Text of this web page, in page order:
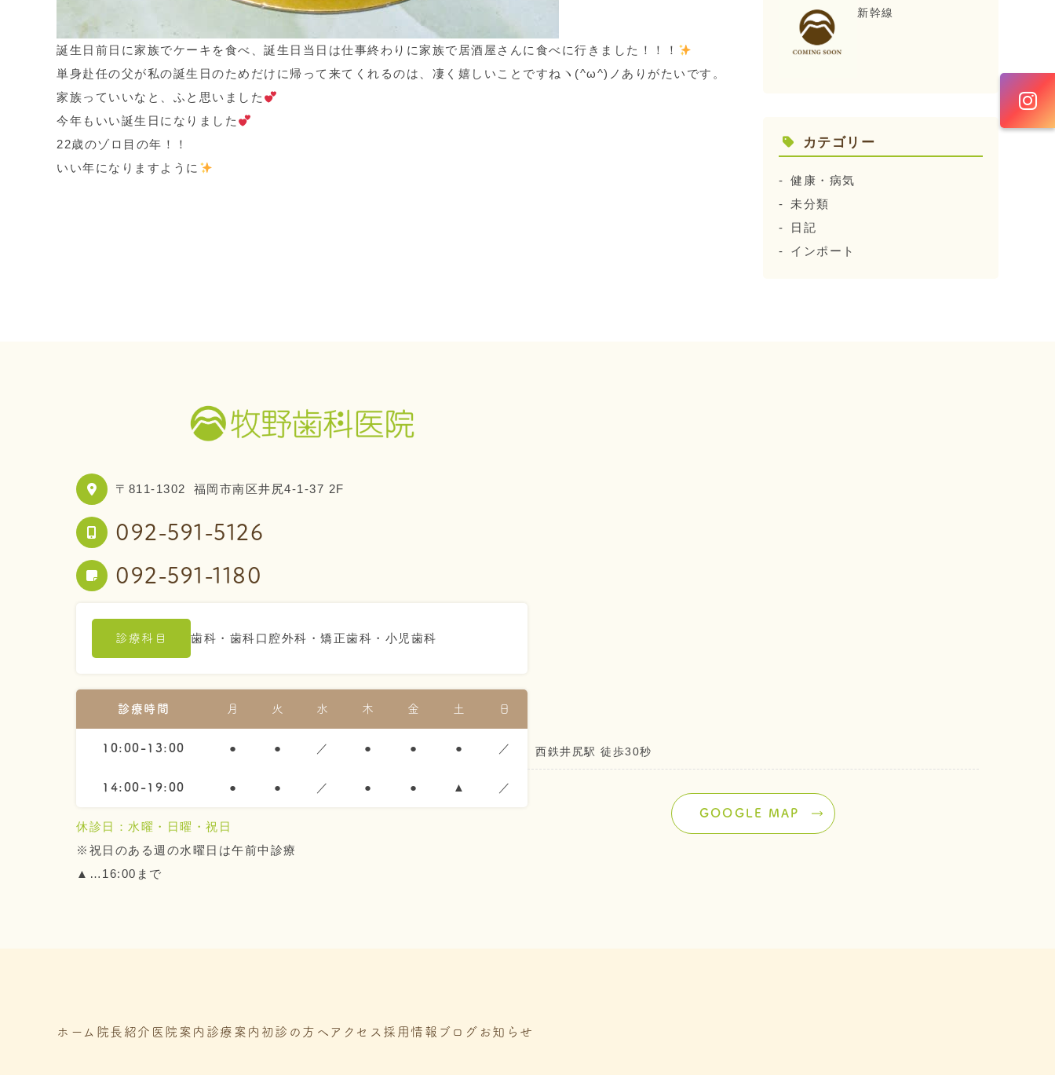
誕生日前日に家族でケーキを食べ、誕生日当日は仕事終わりに家族で居酒屋さんに食べに行きました！！！
単身赴任の父が私の誕生日のためだけに帰って来てくれるのは、凄く嬉しいことですねヽ(^ω^)ノありがたいです。
家族っていいなと、ふと思いました
今年もいい誕生日になりました
22歳のゾロ目の年！！
いい年になりますように
新幹線
カテゴリー
健康・病気
未分類
日記
インポート
〒811-1302 福岡市南区井尻4-1-37 2F
092-591-5126
092-591-1180
診療科目 歯科・歯科口腔外科・矯正歯科・小児歯科
診療時間 月 火 水 木 金 土 日
10:00-13:00 ● ● ／ ● ● ● ／
14:00-19:00 ● ● ／ ● ● ▲ ／
休診日：水曜・日曜・祝日
※祝日のある週の水曜日は午前中診療
▲…16:00まで
西鉄井尻駅 徒歩30秒
GOOGLE MAP
ホーム 院長紹介 医院案内 診療案内 初診の方へ アクセス 採用情報 ブログ お知らせ